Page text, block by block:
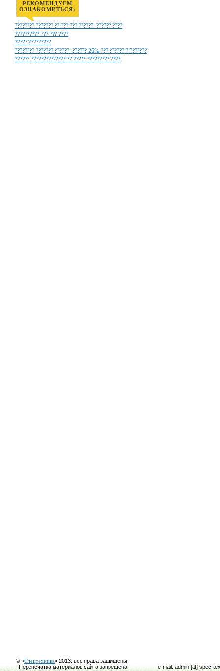
РЕКОМЕНДУЕМ
ОЗНАКОМИТЬСЯ:
???????? ??????? ?? ??? ??? ??????. ?????? ????
?????????? ??? ??? ????
????? ?????????
???????? ??????? ??????. ?????? 26% ??? ?????? ? ???????
?????? ?????????????? ?? ????? ????????? ????
© «Спецтехника» 2013. все права защищены
Перепечатка материалов сайта запрещена
e-mail: admin [at] spec-